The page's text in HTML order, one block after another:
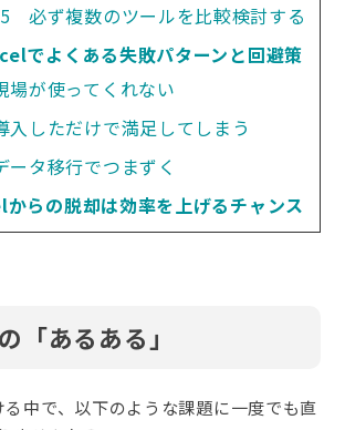
　必ず複数のツールを比較検討する
でよくある失敗パターンと回避策
場が使ってくれない
入しただけで満足してしまう
ータ移行でつまずく
からの脱却は効率を上げるチャンス
「あるある」
中で、以下のような課題に一度でも直